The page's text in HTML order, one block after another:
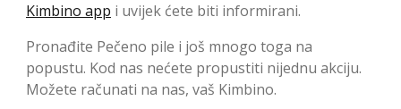
Kimbino app i uvijek ćete biti informirani.
Pronađite Pečeno pile i još mnogo toga na
popustu. Kod nas nećete propustiti nijednu akciju.
Možete računati na nas, vaš Kimbino.